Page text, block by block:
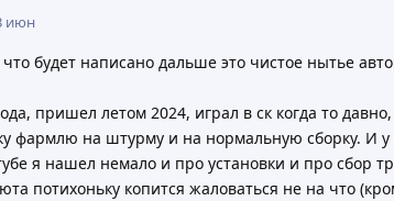
июн
будет написано дальше это чистое нытье
пришел летом 2024, играл в ск когда то
фармлю на штурму и на нормальную сборку. И
я нашел немало и про установки и про сбор
потихоньку копится жаловаться не на что